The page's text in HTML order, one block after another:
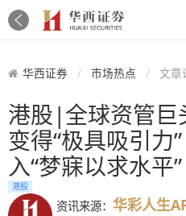
华西证券 市场热点 文章
港股|全球资管巨
变得“极具吸引力
入“梦寐以求水平”
港股
资讯来源： 华彩人生